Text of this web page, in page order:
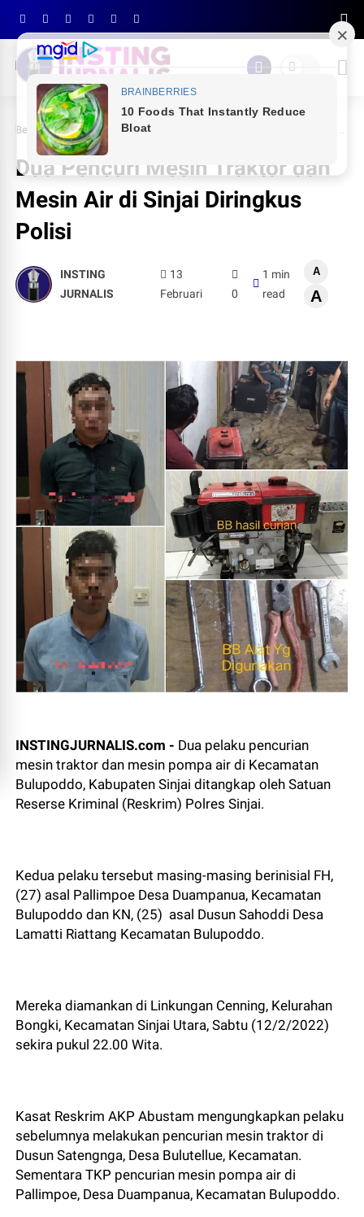
Beranda NEWS Dua Pencuri Mesin Traktor dan Mesin Air di Sinjai Diringkus Polisi
Dua Pencuri Mesin Traktor dan
Mesin Air di Sinjai Diringkus
Polisi
INSTING
JURNALIS
13
Februari
0
1 min
read
A
A
INSTINGJURNALIS.com - Dua pelaku pencurian
mesin traktor dan mesin pompa air di Kecamatan
Bulupoddo, Kabupaten Sinjai ditangkap oleh Satuan
Reserse Kriminal (Reskrim) Polres Sinjai.
Kedua pelaku tersebut masing-masing berinisial FH,
(27) asal Pallimpoe Desa Duampanua, Kecamatan
Bulupoddo dan KN, (25) asal Dusun Sahoddi Desa
Lamatti Riattang Kecamatan Bulupoddo.
Mereka diamankan di Linkungan Cenning, Kelurahan
Bongki, Kecamatan Sinjai Utara, Sabtu (12/2/2022)
sekira pukul 22.00 Wita.
Kasat Reskrim AKP Abustam mengungkapkan pelaku
sebelumnya melakukan pencurian mesin traktor di
Dusun Satengnga, Desa Bulutellue, Kecamatan.
Sementara TKP pencurian mesin pompa air di
Pallimpoe, Desa Duampanua, Kecamatan Bulupoddo.